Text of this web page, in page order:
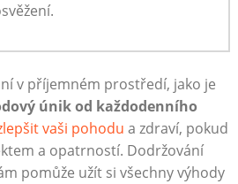
v příjemném ⁤prostředí, ⁢jako je
únik od každodenního
vaši pohodu a zdraví, pokud
⁢a​ opatrností. Dodržování
pomůže užít si‍ všechny‍ výhody